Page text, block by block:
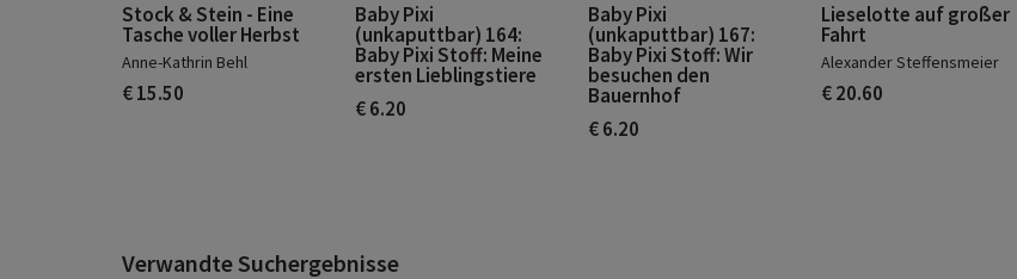
Stock & Stein - Eine
Tasche voller Herbst
Anne-Kathrin Behl
€ 15.50
Baby Pixi
(unkaputtbar) 164:
Baby Pixi Stoff: Meine
ersten Lieblingstiere
€ 6.20
Baby Pixi
(unkaputtbar) 167:
Baby Pixi Stoff: Wir
besuchen den
Bauernhof
€ 6.20
Lieselotte auf großer
Fahrt
Alexander Steffensmeier
€ 20.60
Verwandte Suchergebnisse